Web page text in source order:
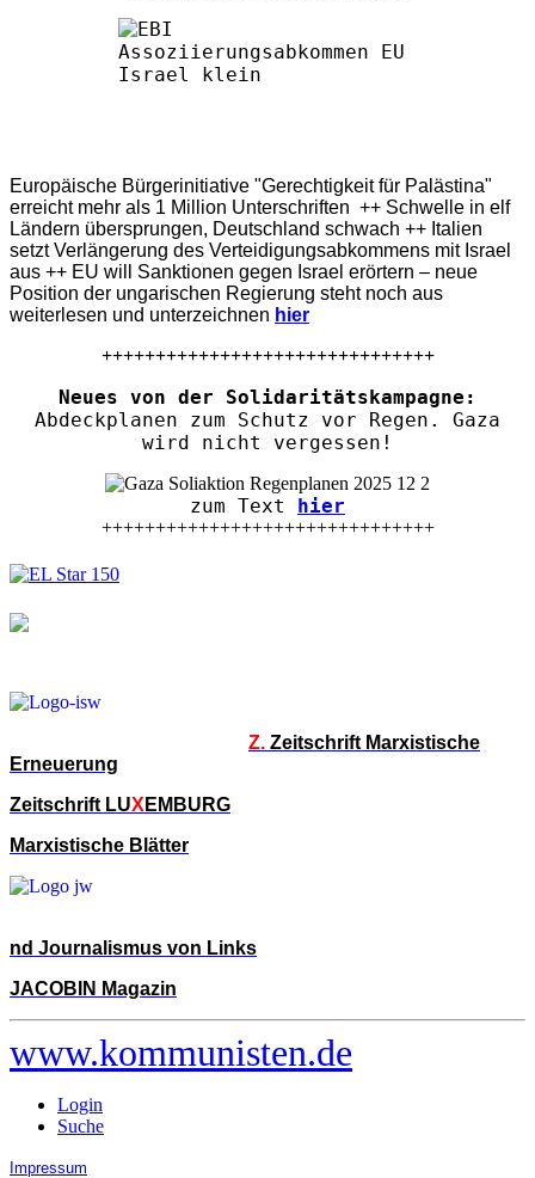
Europäische Bürgerinitiative "Gerechtigkeit für Palästina"
erreicht mehr als 1 Million Unterschriften ++ Schwelle in elf
Ländern übersprungen, Deutschland schwach ++ Italien
setzt Verlängerung des Verteidigungsabkommens mit Israel
aus ++ EU will Sanktionen gegen Israel erörtern – neue
Position der ungarischen Regierung steht noch aus
weiterlesen und unterzeichnen hier
+++++++++++++++++++++++++++++++
Neues von der Solidaritätskampagne:
Abdeckplanen zum Schutz vor Regen. Gaza
wird nicht vergessen!
zum Text hier
+++++++++++++++++++++++++++++++
Z. Zeitschrift Marxistische
Erneuerung
Zeitschrift LUX EMBURG
Marxistische Blätter
nd Journalismus von Links
JACOBIN Magazin
www.kommunisten.de
Login
Suche
Impressum